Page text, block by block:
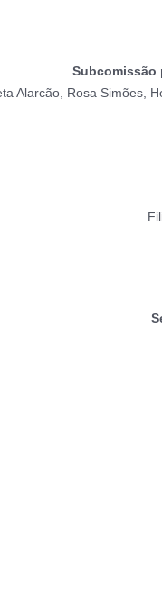
Subcomissão
Alarcão, Rosa Simões,